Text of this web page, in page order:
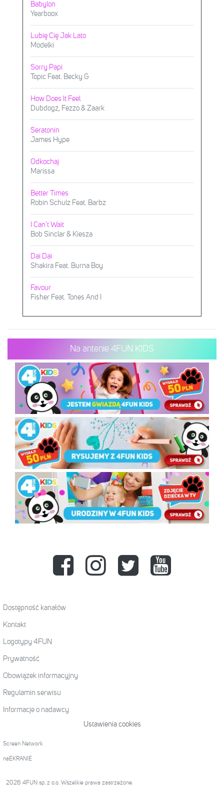
Babylon
Yearboox
Lubię Cię Jak Lato
Modelki
Sorry Papi
Topic Feat. Becky G
How Does It Feel
Dubdogz, Fezzo & Zaark
Seratonin
James Hype
Odkochaj
Marissa
Better Times
Robin Schulz Feat. Barbz
I Can't Wait
Bob Sinclar & Kiesza
Dai Dai
Shakira Feat. Burna Boy
Favour
Fisher Feat. Tones And I
Na antenie 4FUN KIDS
Dostępność kanałów
Kontakt
Logotypy 4FUN
Prywatność
Obowiązek informacyjny
Regulamin serwisu
Informacje o nadawcy
Ustawienia cookies
Screen Network
naEKRANIE
2026 4FUN sp. z o.o. Wszelkie prawa zastrzeżone.